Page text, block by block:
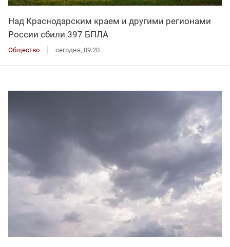
Над Краснодарским краем и другими регионами
России сбили 397 БПЛА
Общество сегодня, 09:20